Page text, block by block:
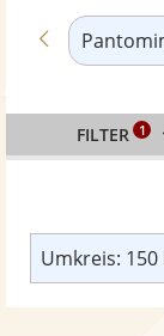
Zurück zu
Umkreis: 150
FILTER 1